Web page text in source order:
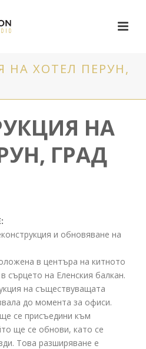
НА ХОТЕЛ ПЕРУН,
НА
ГРАД
и обновяване на
в центъра на китното
сърцето на Еленския балкан.
на съществуващата
до момента за офиси.
се присъедини към
ще се обнови, като се
Това разширяване е